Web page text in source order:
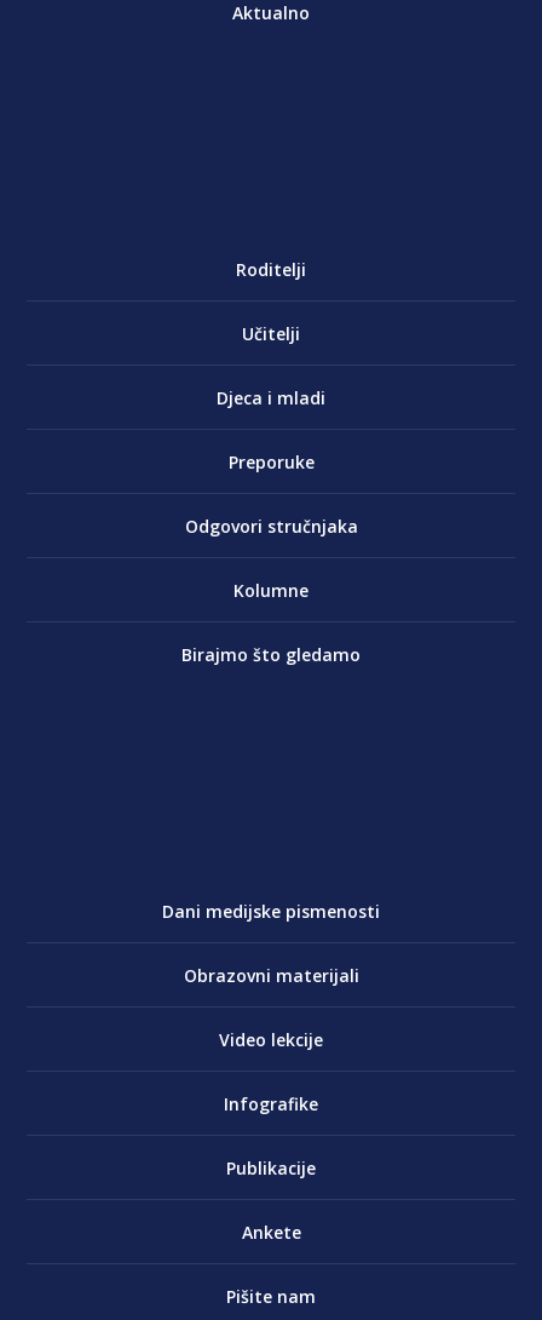
Aktualno
Roditelji
Učitelji
Djeca i mladi
Preporuke
Odgovori stručnjaka
Kolumne
Birajmo što gledamo
Dani medijske pismenosti
Obrazovni materijali
Video lekcije
Infografike
Publikacije
Ankete
Pišite nam